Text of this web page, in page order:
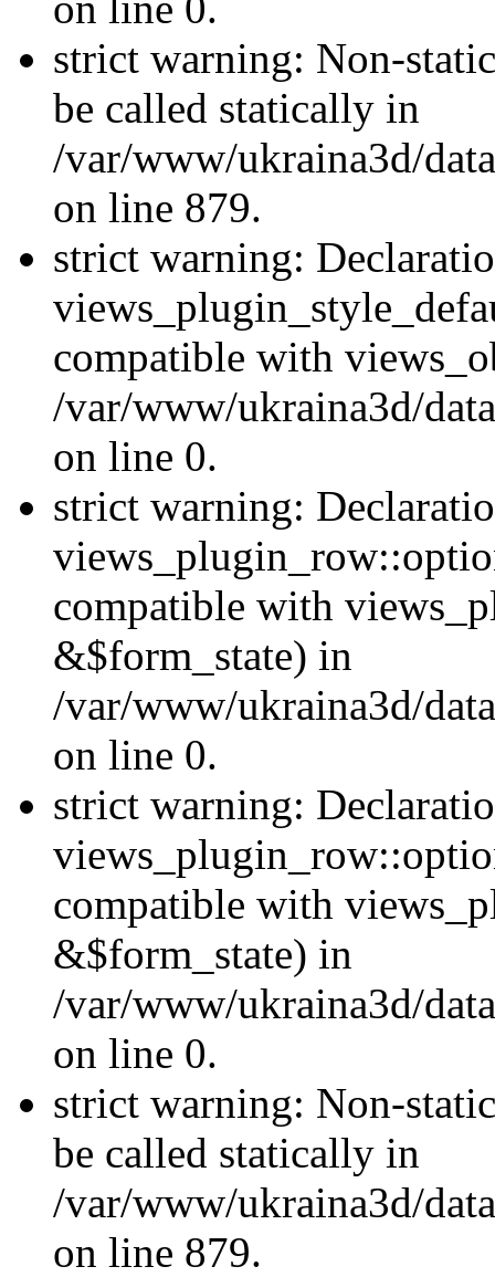
strict warning: Non-
be called statically in
/var/www/ukraina3d/
on line 879.
strict warning:
compatible with
/var/www/ukraina3d/
on line 0.
strict warning:
compatible with
&$form_state) in
/var/www/ukraina3d/
on line 0.
strict warning:
compatible with
&$form_state) in
/var/www/ukraina3d/
on line 0.
strict warning: Non-
be called statically in
/var/www/ukraina3d/
on line 879.